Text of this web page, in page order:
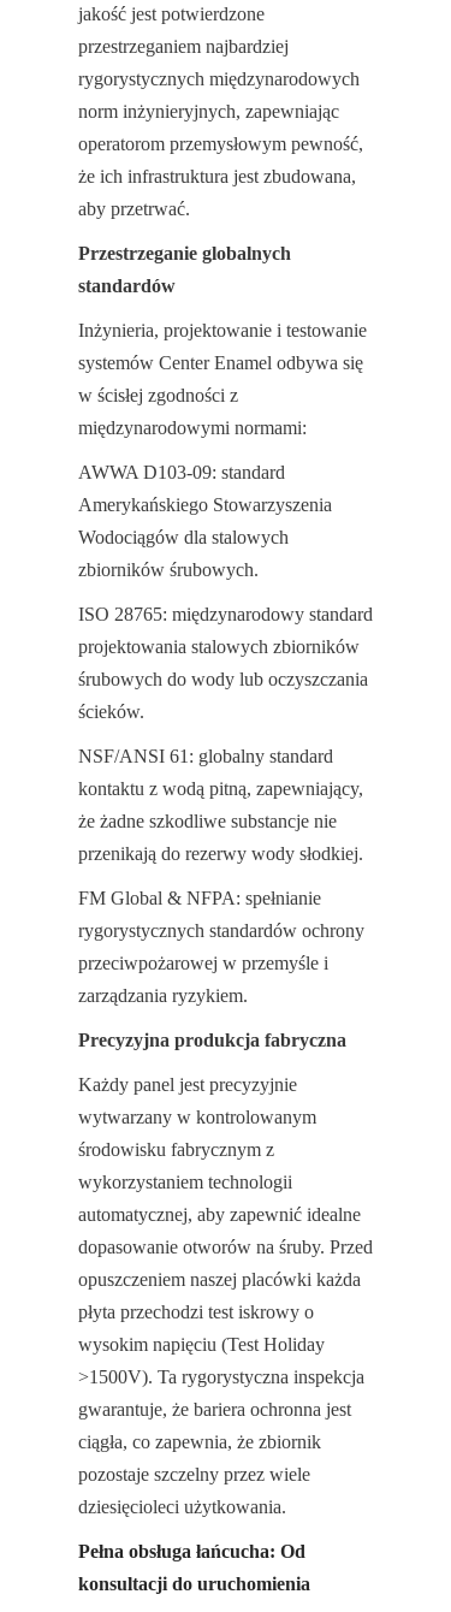
jakość jest potwierdzone
przestrzeganiem najbardziej
rygorystycznych międzynarodowych
norm inżynieryjnych, zapewniając
operatorom przemysłowym pewność,
że ich infrastruktura jest zbudowana,
aby przetrwać.
Przestrzeganie globalnych
standardów
Inżynieria, projektowanie i testowanie
systemów Center Enamel odbywa się
w ścisłej zgodności z
międzynarodowymi normami:
AWWA D103-09: standard
Amerykańskiego Stowarzyszenia
Wodociągów dla stalowych
zbiorników śrubowych.
ISO 28765: międzynarodowy standard
projektowania stalowych zbiorników
śrubowych do wody lub oczyszczania
ścieków.
NSF/ANSI 61: globalny standard
kontaktu z wodą pitną, zapewniający,
że żadne szkodliwe substancje nie
przenikają do rezerwy wody słodkiej.
FM Global & NFPA: spełnianie
rygorystycznych standardów ochrony
przeciwpożarowej w przemyśle i
zarządzania ryzykiem.
Precyzyjna produkcja fabryczna
Każdy panel jest precyzyjnie
wytwarzany w kontrolowanym
środowisku fabrycznym z
wykorzystaniem technologii
automatycznej, aby zapewnić idealne
dopasowanie otworów na śruby. Przed
opuszczeniem naszej placówki każda
płyta przechodzi test iskrowy o
wysokim napięciu (Test Holiday
>1500V). Ta rygorystyczna inspekcja
gwarantuje, że bariera ochronna jest
ciągła, co zapewnia, że zbiornik
pozostaje szczelny przez wiele
dziesięcioleci użytkowania.
Pełna obsługa łańcucha: Od
konsultacji do uruchomienia